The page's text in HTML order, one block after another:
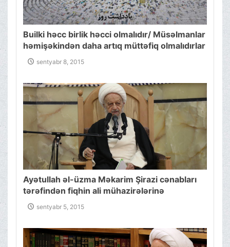
Builki həcc birlik həcci olmalıdır/ Müsəlmanlar
həmişəkindən daha artıq müttəfiq olmalıdırlar
sentyabr 8, 2015
Ayətullah əl-üzma Məkarim Şirazi cənabları
tərəfindən fiqhin ali mühazirələrinə
(“Müzaribə” babı) start verilir.
sentyabr 5, 2015